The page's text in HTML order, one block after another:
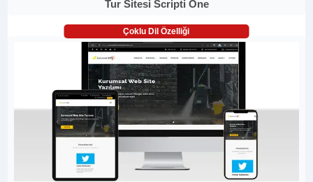
Tur Sitesi Scripti One
Çoklu Dil Özelliği